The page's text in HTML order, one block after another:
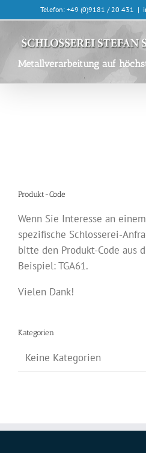
to
content
Telefon: +49 (0)9181 / 20 431 |
Metallverarbeitung auf
Produkt-Code
Wenn Sie Interesse an
spezifische Schlosserei-
bitte den Produkt-Code aus
Beispiel: TGA61.
Vielen Dank!
Kategorien
Keine Kategorien